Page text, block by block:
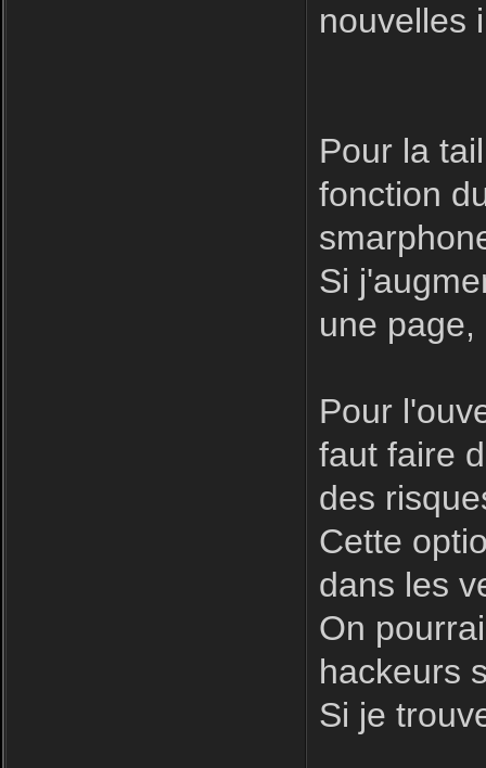
nouvelles
Pour la
fonction
Si
une
Pour
faut faire
des
Cette
dans les
On
hackeurs
Si je